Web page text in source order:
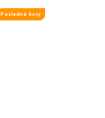
Posledné kusy